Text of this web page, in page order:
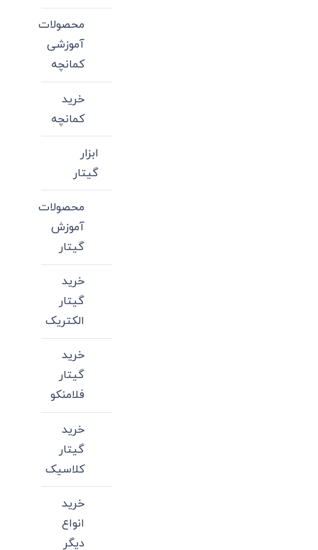
محصولات
آموزشی
کمانچه
خرید
کمانچه
ابزار
گیتار
محصولات
آموزش
گیتار
خرید
گیتار
الکتریک
خرید
گیتار
فلامنکو
خرید
گیتار
کلاسیک
خرید
انواع
دیگر